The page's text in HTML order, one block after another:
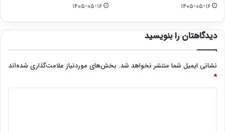
۱۴۰۵-۰۵-۱۶ ۱۴۰۵-۰۵-۱۶
دیدگاهتان را بنویسید
نشانی ایمیل شما منتشر نخواهد شد. بخش‌های موردنیاز علامت‌گذاری شده‌اند
*